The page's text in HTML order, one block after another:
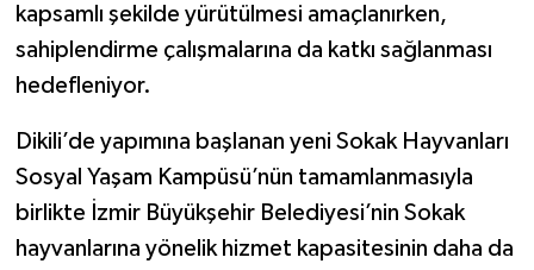
kapsamlı şekilde yürütülmesi amaçlanırken,
sahiplendirme çalışmalarına da katkı sağlanması
hedefleniyor.
Dikili’de yapımına başlanan yeni Sokak Hayvanları
Sosyal Yaşam Kampüsü’nün tamamlanmasıyla
birlikte İzmir Büyükşehir Belediyesi’nin Sokak
hayvanlarına yönelik hizmet kapasitesinin daha da